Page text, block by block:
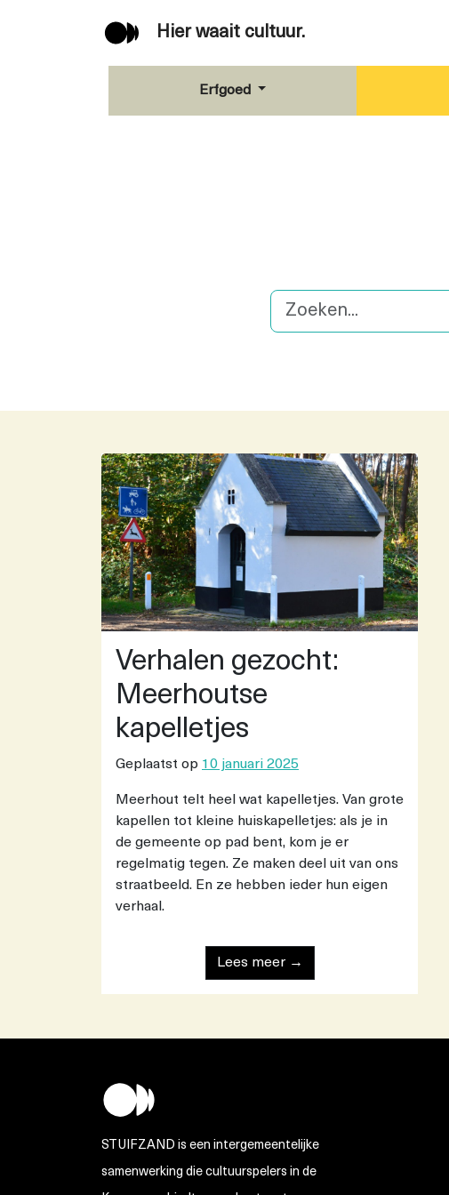
Hier waait cultuur.
Erfgoed
Verhalen gezocht:
Meerhoutse
kapelletjes
Geplaatst op 10 januari 2025
Meerhout telt heel wat kapelletjes. Van grote
kapellen tot kleine huiskapelletjes: als je in
de gemeente op pad bent, kom je er
regelmatig tegen. Ze maken deel uit van ons
straatbeeld. En ze hebben ieder hun eigen
verhaal.
Lees meer →
STUIFZAND is een intergemeentelijke
samenwerking die cultuurspelers in de